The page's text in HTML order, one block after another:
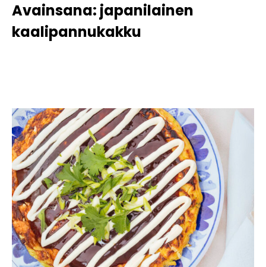
Avainsana: japanilainen
kaalipannukakku